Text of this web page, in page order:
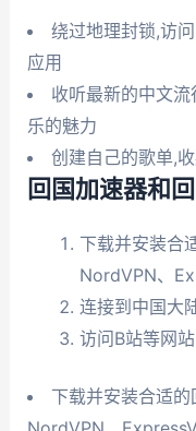
绕过地理封锁,访
应用
收听最新的中文
乐的魅力
创建自己的歌单,
回国加速器和
下载并安装合
NordVPN、
连接到中国大
访问B站等网
下载并安装合适